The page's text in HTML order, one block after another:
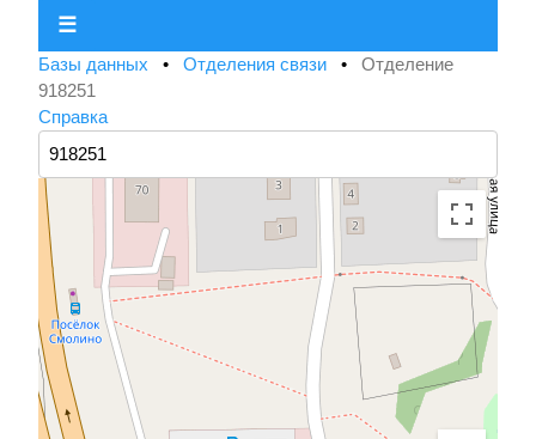
☰
Базы данных • Отделения связи • Отделение
918251
Справка